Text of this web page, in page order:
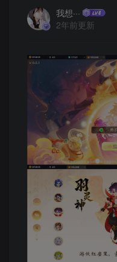
我想···
2年前更新